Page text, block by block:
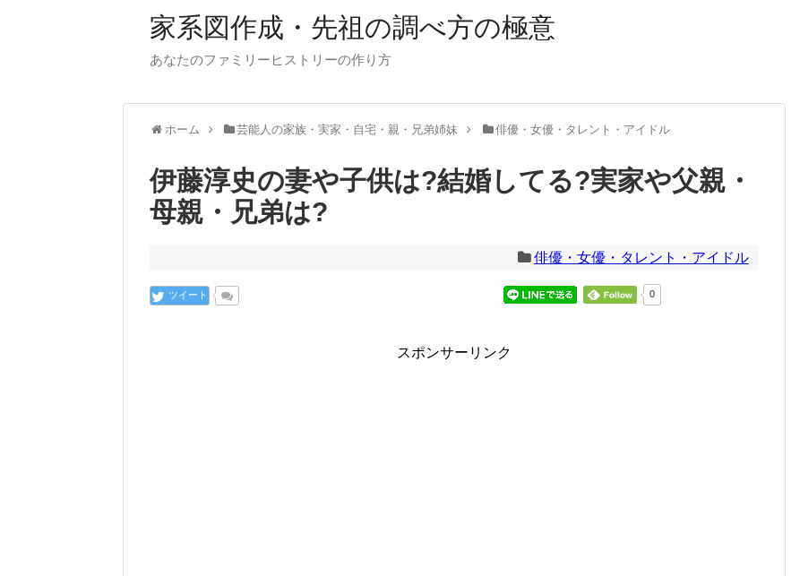
家系図作成・先祖の調べ方の極意
あなたのファミリーヒストリーの作り方
ホーム 芸能人の家族・実家・自宅・親・兄弟姉妹 俳優・女優・タレント・アイドル
伊藤淳史の妻や子供は?結婚してる?実家や父親・
母親・兄弟は?
俳優・女優・タレント・アイドル
ツイート 0
スポンサーリンク